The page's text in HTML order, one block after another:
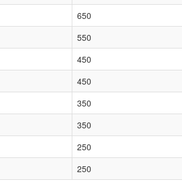
650
550
450
450
350
350
250
250